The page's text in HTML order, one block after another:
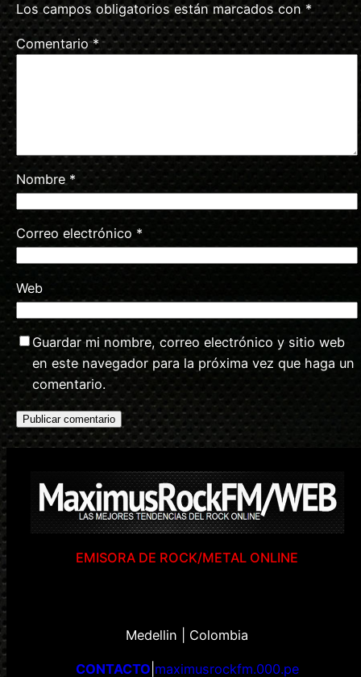
Los campos obligatorios están marcados con *
Comentario*
Nombre *
Correo electrónico *
Web
Guardar mi nombre, correo electrónico y sitio web
en este navegador para la próxima vez que haga un
comentario.
EMISORA DE ROCK/METAL ONLINE
Medellin | Colombia
CONTACTO maximusrockfm.000.pe